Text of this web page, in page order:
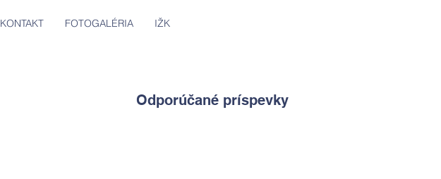
KONTAKT FOTOGALÉRIA IŽK
Odporúčané príspevky